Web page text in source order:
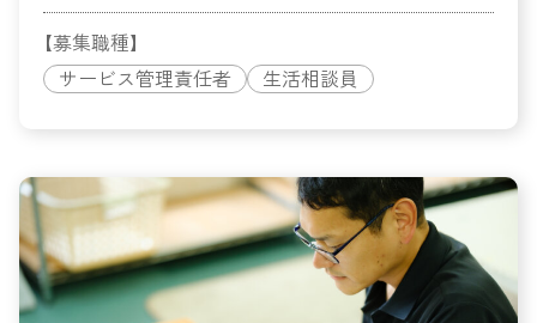
【募集職種】
サービス管理責任者
生活相談員